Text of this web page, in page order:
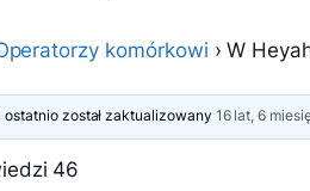
komórkowi › W
ostatnio został zaktualizowany 16 lat, 6
46